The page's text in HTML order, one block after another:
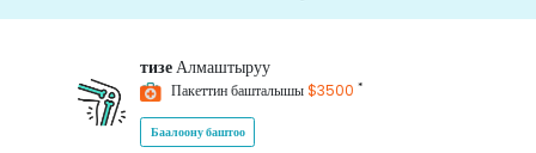
тизеАлмаштыруу
Пакеттин башталышы$3500 *
Баалоону баштоо